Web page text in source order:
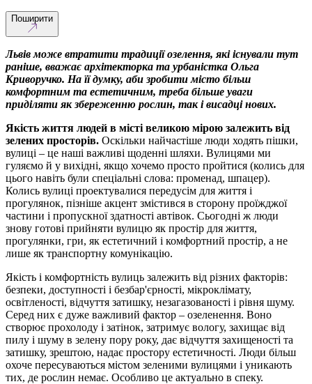
Поширити
Львів може втратити традиції озелення, які існували тут
раніше, вважає архітекторка та урбаністка Ольга
Криворучко. На її думку, аби зробити місто більш
комфортним та естетичним, треба більше уваги
приділяти як збереженню рослин, так і висадці нових.
Якість життя людей в місті великою мірою залежить від
зелених просторів. Оскільки найчастіше люди ходять пішки,
вулиці – це наші важливі щоденні шляхи. Вулицями ми
гуляємо й у вихідні, якщо хочемо просто пройтися (колись для
цього навіть були спеціальні слова: променад, шпацер).
Колись вулиці проектувалися передусім для життя і
прогулянок, пізніше акцент змістився в сторону проїжджої
частини і пропускної здатності автівок. Сьогодні ж люди
знову готові прийняти вулицю як простір для життя,
прогулянки, гри, як естетичний і комфортний простір, а не
лише як транспортну комунікацію.
Якість і комфортність вулиць залежить від різних факторів:
безпеки, доступності і безбар'єрності, мікроклімату,
освітленості, відчуття затишку, незагазованості і рівня шуму.
Серед них є дуже важливий фактор – озеленення. Воно
створює прохолоду і затінок, затримує вологу, захищає від
пилу і шуму в зелену пору року, дає відчуття захищеності та
затишку, зрештою, надає простору естетичності. Люди більш
охоче пересуваються містом зеленими вулицями і уникають
тих, де рослин немає. Особливо це актуально в спеку.